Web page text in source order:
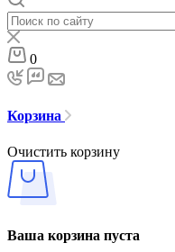
0
Корзина
Очистить корзину
Ваша корзина пуста